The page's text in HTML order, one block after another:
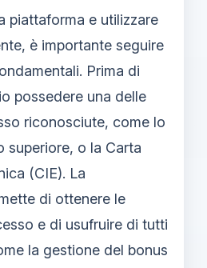
piattaforma e utilizzare
è importante seguire
Prima di
possedere una delle
riconosciute, come lo
superiore, o la Carta
(CIE). La
di ottenere le
e di usufruire di tutti
la gestione del bonus